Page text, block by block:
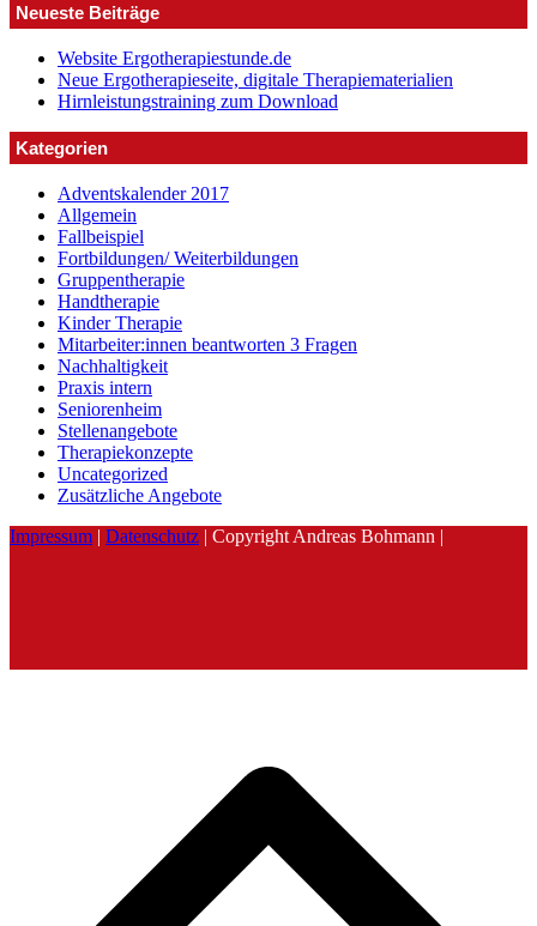
Neueste Beiträge
Website Ergotherapiestunde.de
Neue Ergotherapieseite, digitale Therapiematerialien
Hirnleistungstraining zum Download
Kategorien
Adventskalender 2017
Allgemein
Fallbeispiel
Fortbildungen/ Weiterbildungen
Gruppentherapie
Handtherapie
Kinder Therapie
Mitarbeiter:innen beantworten 3 Fragen
Nachhaltigkeit
Praxis intern
Seniorenheim
Stellenangebote
Therapiekonzepte
Uncategorized
Zusätzliche Angebote
Impressum | Datenschutz | Copyright Andreas Bohmann |